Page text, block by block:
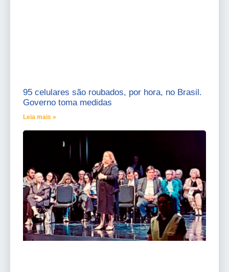
95 celulares são roubados, por hora, no Brasil.
Governo toma medidas
Leia mais »